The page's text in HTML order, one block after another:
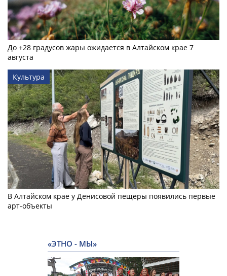
До +28 градусов жары ожидается в Алтайском крае 7
августа
Культура
В Алтайском крае у Денисовой пещеры появились первые
арт-объекты
«ЭТНО - МЫ»